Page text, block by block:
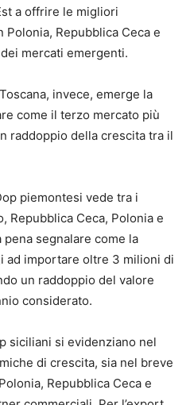
a offrire le migliori
Repubblica Ceca e
mercati emergenti.
invece, emerge la
come il terzo mercato più
raddoppio della crescita tra il
piemontesi vede tra i
Repubblica Ceca, Polonia e
segnalare come la
ad importare oltre 3 milioni di
un raddoppio del valore
considerato.
siciliani si evidenziano nel
di crescita, sia nel breve
Repubblica Ceca e